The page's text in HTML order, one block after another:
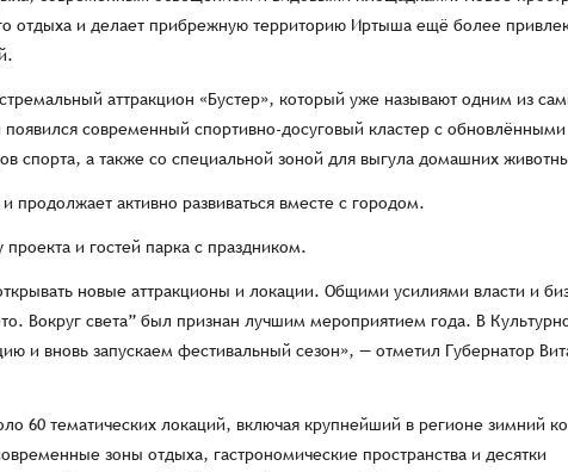
отдыха и делает прибрежную территорию Иртыша ещё более
аттракцион «Бустер», который уже называют одним из
современный спортивно-досуговый кластер с обновлёнными
спорта, а также со специальной зоной для выгула домашних
активно развиваться вместе с городом.
и гостей парка с праздником.
новые аттракционы и локации. Общими усилиями власти и
Вокруг света” был признан лучшим мероприятием года. В
и вновь запускаем фестивальный сезон», — отметил Губернатор
60 тематических локаций, включая крупнейший в регионе зимний
зоны отдыха, гастрономические пространства и десятки